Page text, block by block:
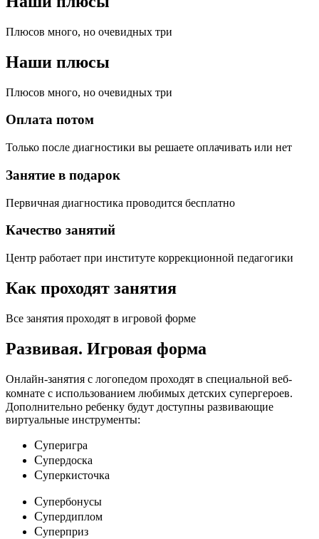
Плюсов много, но очевидных три
Наши плюсы
Плюсов много, но очевидных три
Оплата потом
Только после диагностики вы решаете оплачивать или нет
Занятие в подарок
Первичная диагностика проводится бесплатно
Качество занятий
Центр работает при институте коррекционной педагогики
Как проходят занятия
Все занятия проходят в игровой форме
Развивая. Игровая форма
Онлайн-занятия с логопедом проходят в специальной веб-
комнате с использованием любимых детских cупергероев.
Дополнительно ребенку будут доступны развивающие
виртуальные инструменты:
Cуперигра
Cупердоска
Cуперкисточка
Cупербонусы
Cупердиплом
Cуперприз